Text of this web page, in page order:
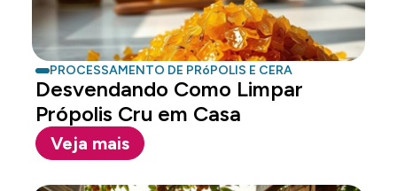
PROCESSAMENTO DE PRóPOLIS E CERA
Desvendando Como Limpar
Própolis Cru em Casa
Veja mais